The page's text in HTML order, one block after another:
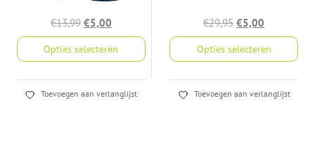
productpagina
productpagina
€13,99 Oorspronkelijke
prijs
was:
€5,00Huidige
prijs
is:
Opties selecteren
Dit
product
Toevoegen aan verlanglijst
€29,95 Oorspronkelijke
prijs
was:
€5,00
prijs
is:
Opties selecteren
Dit
product
Toevoegen aan verlanglijst